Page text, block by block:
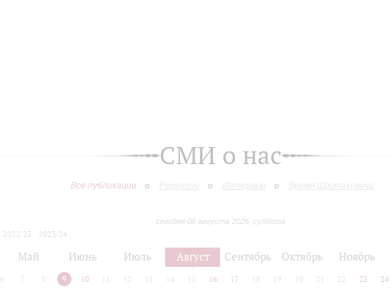
СМИ о нас
Все публикации Рецензии Интервью Время Шостаковича
сегодня 08 августа 2026, суббота
2022/23
2023/24
Май Июнь Июль Август Сентябрь Октябрь Ноябрь
6 7 8 9 10 12 13 14 15 16 17 18 19 20 21 22 23 24